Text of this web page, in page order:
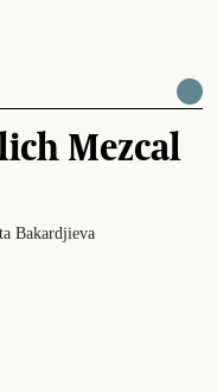
Mezcal
Bakardjieva